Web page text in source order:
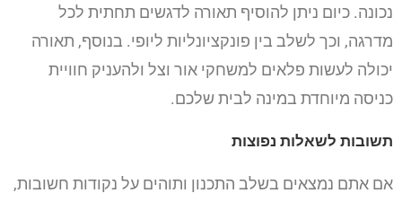
נכונה. כיום ניתן להוסיף תאורה לדגשים תחתית לכל
מדרגה, וכך לשלב בין פונקציונליות ליופי. בנוסף, תאורה
יכולה לעשות פלאים למשחקי אור וצל ולהעניק חוויית
כניסה מיוחדת במינה לבית שלכם.
תשובות לשאלות נפוצות
אם אתם נמצאים בשלב התכנון ותוהים על נקודות חשובות,